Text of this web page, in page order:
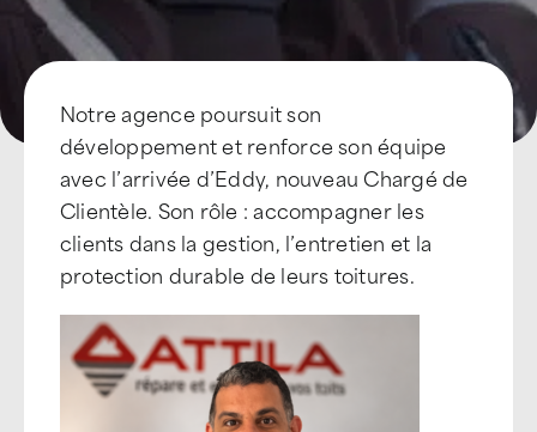
Notre agence poursuit son
développement et renforce son équipe
avec l’arrivée d’Eddy, nouveau Chargé de
Clientèle. Son rôle : accompagner les
clients dans la gestion, l’entretien et la
protection durable de leurs toitures.